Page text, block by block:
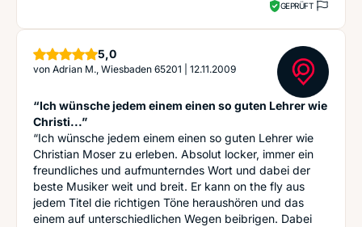
GEPRÜFT
5,0Sterne
von Adrian M., Wiesbaden 65201 12.11.2009
“Ich wünsche jedem einem einen so guten Lehrer wie
Christi...”
“Ich wünsche jedem einem einen so guten Lehrer wie
Christian Moser zu erleben. Absolut locker, immer ein
freundliches und aufmunterndes Wort und dabei der
beste Musiker weit und breit. Er kann on the fly aus
jedem Titel die richtigen Töne heraushören und das
einem auf unterschiedlichen Wegen beibrigen. Dabei